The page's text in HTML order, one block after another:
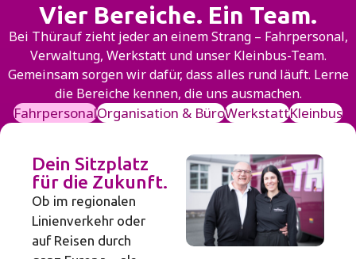
Vier Bereiche. Ein Team.
Bei Thürauf zieht jeder an einem Strang – Fahrpersonal,
Verwaltung, Werkstatt und unser Kleinbus-Team.
Gemeinsam sorgen wir dafür, dass alles rund läuft. Lerne
die Bereiche kennen, die uns ausmachen.
FahrpersonalOrganisation & BüroWerkstattKleinbus
Dein Sitzplatz
für die Zukunft.
Ob im regionalen
Linienverkehr oder
auf Reisen durch